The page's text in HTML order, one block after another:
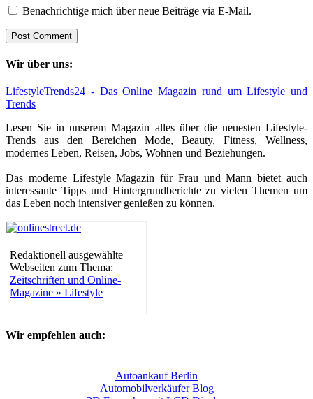
Benachrichtige mich über neue Beiträge via E-Mail.
Wir über uns:
LifestyleTrends24 - Das Online Magazin rund um Lifestyle und
Trends
Lesen Sie in unserem Magazin alles über die neuesten Lifestyle-
Trends aus den Bereichen Mode, Beauty, Fitness, Wellness,
modernes Leben, Reisen, Jobs, Wohnen und Beziehungen.
Das moderne Lifestyle Magazin für Frau und Mann bietet auch
interessante Tipps und Hintergrundberichte zu vielen Themen um
das Leben noch intensiver genießen zu können.
Redaktionell ausgewählte
Webseiten zum Thema:
Zeitschriften und Online-
Magazine » Lifestyle
Wir empfehlen auch:
Autoankauf Berlin
Automobilverkäufer Blog